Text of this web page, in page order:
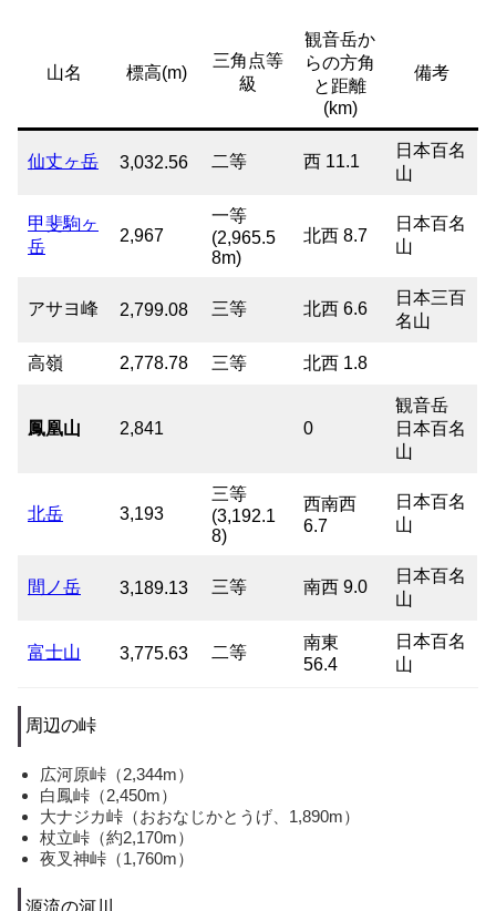
山名 標高(m)
三角点等
級
観音岳か
らの方角
と距離
(km)
備考
仙丈ヶ岳 3,032.56 二等 西 11.1
日本百名
山
甲斐駒ヶ
岳
2,967
一等
(2,965.5
8m)
北西 8.7
日本百名
山
アサヨ峰 2,799.08 三等 北西 6.6
日本三百
名山
高嶺 2,778.78 三等 北西 1.8
鳳凰山 2,841 0
観音岳
日本百名
山
北岳 3,193
三等
(3,192.1
8)
西南西
6.7
日本百名
山
間ノ岳 3,189.13 三等 南西 9.0
日本百名
山
富士山 3,775.63 二等
南東
56.4
日本百名
山
周辺の峠
広河原峠（2,344m）
白鳳峠（2,450m）
大ナジカ峠（おおなじかとうげ、1,890m）
杖立峠（約2,170m）
夜叉神峠（1,760m）
源流の河川